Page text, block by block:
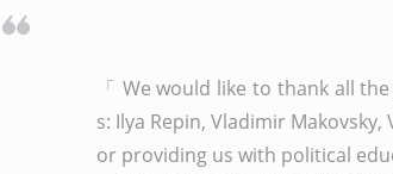
「 We would like to thank all
s: Ilya Repin, Vladimir
or providing us with political